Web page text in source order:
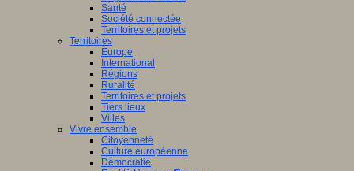
Santé
Société connectée
Territoires et projets
Territoires
Europe
International
Régions
Ruralité
Territoires et projets
Tiers lieux
Villes
Vivre ensemble
Citoyenneté
Culture européenne
Démocratie